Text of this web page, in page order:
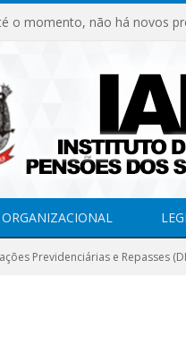
Previdenciárias e Repasses